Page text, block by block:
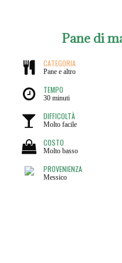
Pane di
CATEGORIA
Pane e altro
TEMPO
30 minuti
DIFFICOLTÀ
Molto facile
COSTO
Molto basso
PROVENIENZA
Messico